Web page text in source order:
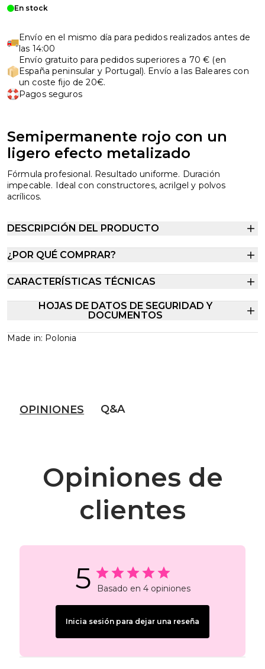
En stock
Envío en el mismo día para pedidos realizados antes de
las 14:00
Envío gratuito para pedidos superiores a 70 € (en
España peninsular y Portugal). Envío a las Baleares con
un coste fijo de 20€.
Pagos seguros
Semipermanente rojo con un
ligero efecto metalizado
Fórmula profesional. Resultado uniforme. Duración
impecable. Ideal con constructores, acrilgel y polvos
acrílicos.
DESCRIPCIÓN DEL PRODUCTO
¿POR QUÉ COMPRAR?
CARACTERÍSTICAS TÉCNICAS
HOJAS DE DATOS DE SEGURIDAD Y
DOCUMENTOS
Made in: Polonia
OPINIONES Q&A
Opiniones de
clientes
5 Basado en 4 opiniones
Inicia sesión para dejar una reseña